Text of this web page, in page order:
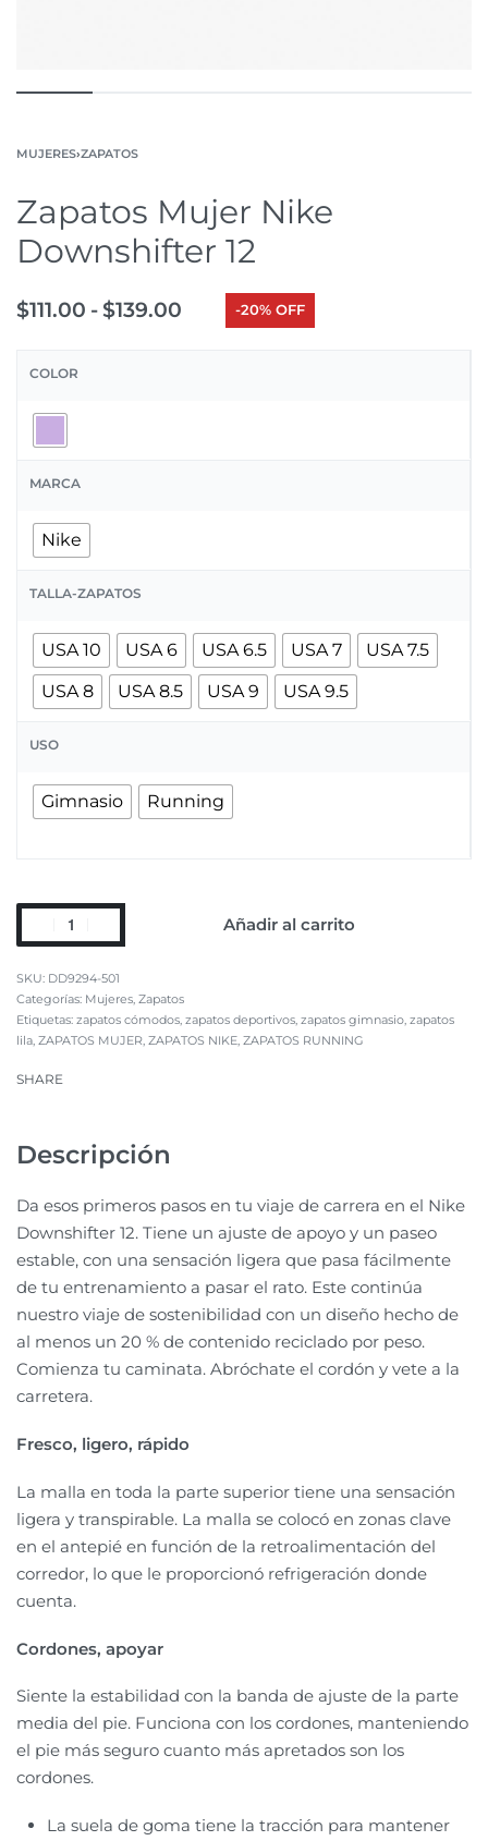
MUJERES›ZAPATOS
Zapatos Mujer Nike
Downshifter 12
$111.00 $139.00 -20% OFF
COLOR
MARCA
Nike
TALLA-ZAPATOS
USA 10 USA 6 USA 6.5 USA 7
USA 7.5
USA 8
USA 8.5 USA 9 USA 9.5
USO
Gimnasio Running
Añadir al carrito
DD9294-501
Categorías: Mujeres Zapatos
Etiquetas: zapatos cómodos zapatos deportivos zapatos gimnasio zapatos
lila ZAPATOS MUJER ZAPATOS NIKE ZAPATOS RUNNING
SHARE
Descripción
Da esos primeros pasos en tu viaje de carrera en el Nike
Downshifter 12. Tiene un ajuste de apoyo y un paseo
estable, con una sensación ligera que pasa fácilmente
de tu entrenamiento a pasar el rato. Este continúa
nuestro viaje de sostenibilidad con un diseño hecho de
al menos un 20 % de contenido reciclado por peso.
Comienza tu caminata. Abróchate el cordón y vete a la
carretera.
Fresco, ligero, rápido
La malla en toda la parte superior tiene una sensación
ligera y transpirable. La malla se colocó en zonas clave
en el antepié en función de la retroalimentación del
corredor, lo que le proporcionó refrigeración donde
cuenta.
Cordones, apoyar
Siente la estabilidad con la banda de ajuste de la parte
media del pie. Funciona con los cordones, manteniendo
el pie más seguro cuanto más apretados son los
cordones.
La suela de goma tiene la tracción para mantener